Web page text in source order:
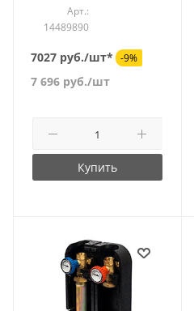
Арт.:
14489890
7027 руб./шт* -9%
7 696 руб./шт
Купить